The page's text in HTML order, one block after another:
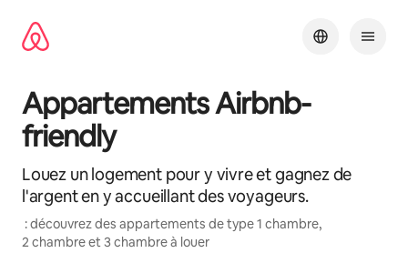
directement
Appartements Airbnb-
friendly
Louez un logement pour y vivre et gagnez de
l'argent en y accueillant des voyageurs.
: découvrez des appartements de type 1 chambre,
2 chambre et 3 chambre à louer